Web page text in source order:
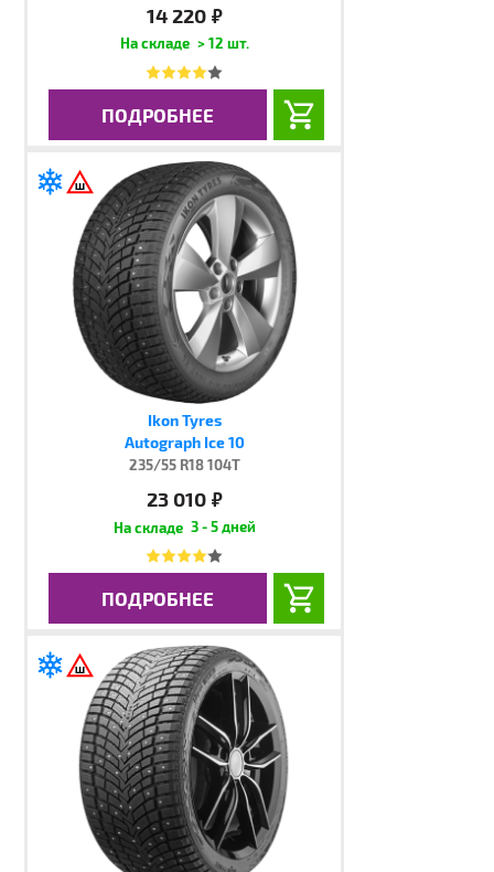
14 220 руб.
> 12 шт.
ПОДРОБНЕЕ
Ikon Tyres
Autograph Ice 10
235/55 R18 104T
23 010 руб.
3 - 5 дней
ПОДРОБНЕЕ